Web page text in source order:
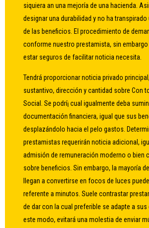
siquiera an una mejoría de una hacienda.
designar una durabilidad y no ha
de las beneficios. El procedimiento de
conforme nuestro prestamista, sin embargo
estar seguros de facilitar noticia necesita.
Tendrá proporcionar noticia privado
sustantivo, dirección y cantidad sobre Con
Social. Se podrí¡ cual igualmente deba
documentación financiera, igual que sus
desplazándolo hacia el pelo gastos.
prestamistas requerirán noticia adicional,
admisión de remuneración moderno o bien
sobre beneficios. Sin embargo, la mayoría
llegan a convertirse en focos de luces
referente a minutos. Suele contrastar
de dar con la cual preferible se adapte a sus
este modo, evitará una molestia de enviar